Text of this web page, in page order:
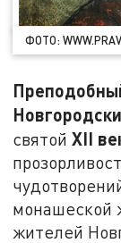
ФОТО:
святойXII
монашеской
жителей